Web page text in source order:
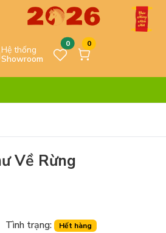
Hệ thống
Showroom
0 0
Về Rừng
Tình trạng: Hết hàng